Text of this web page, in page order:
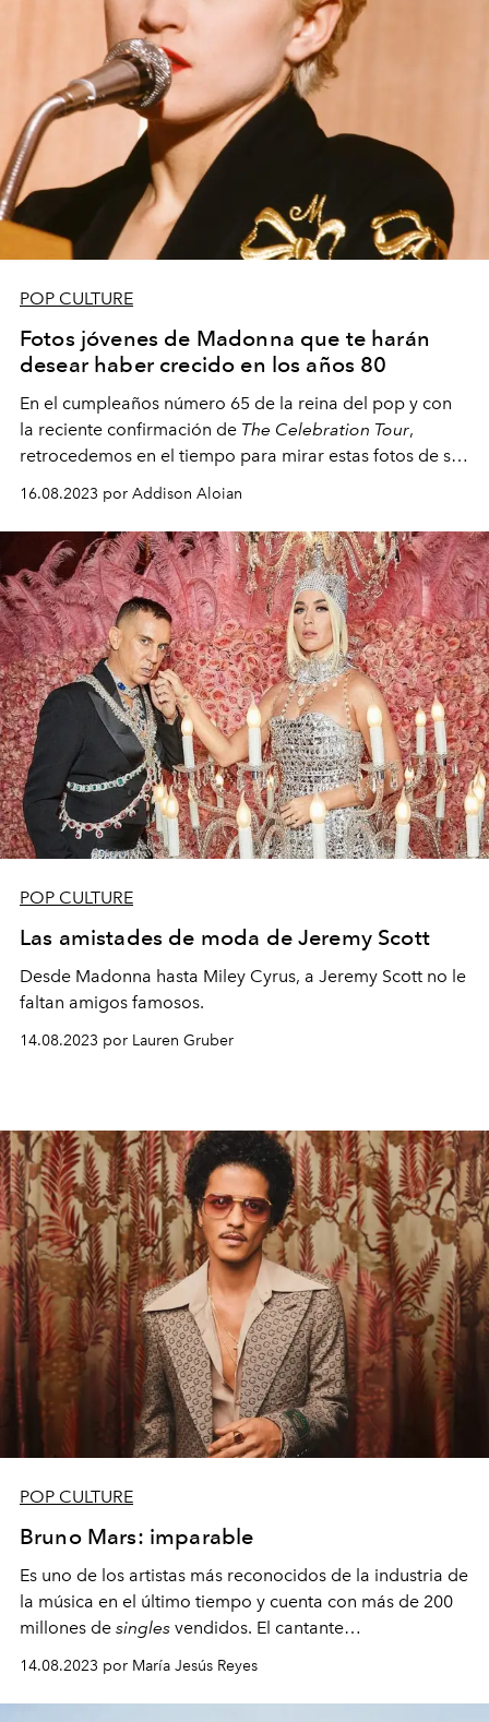
POP CULTURE
Fotos jóvenes de Madonna que te harán
desear haber crecido en los años 80
En el cumpleaños número 65 de la reina del pop y con
la reciente confirmación de The Celebration Tour,
retrocedemos en el tiempo para mirar estas fotos de su
joven ascenso al estrellato.
16.08.2023 por Addison Aloian
POP CULTURE
Las amistades de moda de Jeremy Scott
Desde Madonna hasta Miley Cyrus, a Jeremy Scott no le
faltan amigos famosos.
14.08.2023 por Lauren Gruber
POP CULTURE
Bruno Mars: imparable
Es uno de los artistas más reconocidos de la industria de
la música en el último tiempo y cuenta con más de 200
millones de singles vendidos. El cantante
seis años de su último concierto en el país.
14.08.2023 por María Jesús Reyes